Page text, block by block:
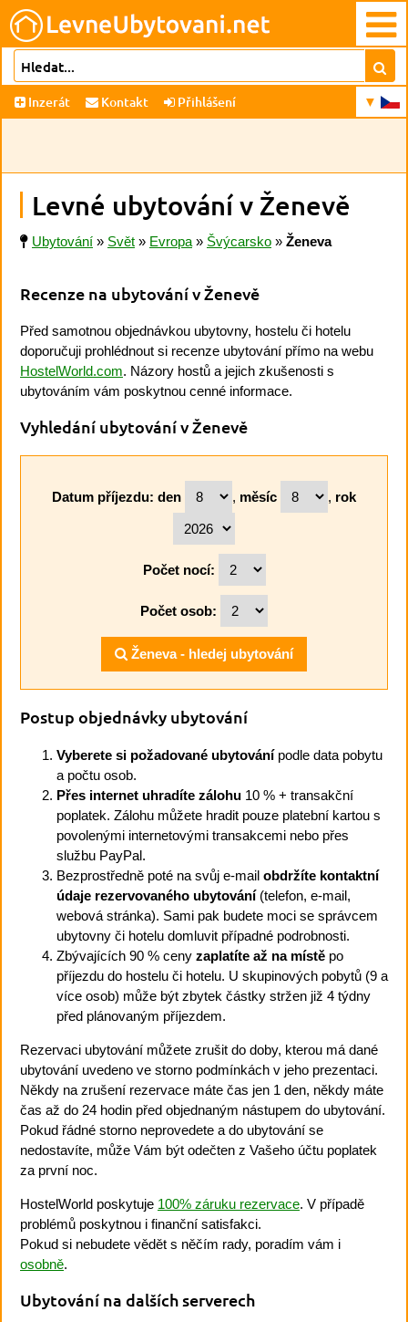
Inzerát Kontakt Přihlášení
Levné ubytování v Ženevě
Ubytování » Svět » Evropa » Švýcarsko » Ženeva
Recenze na ubytování v Ženevě
Před samotnou objednávkou ubytovny, hostelu či hotelu
doporučuji prohlédnout si recenze ubytování přímo na webu
HostelWorld.com. Názory hostů a jejich zkušenosti s
ubytováním vám poskytnou cenné informace.
Vyhledání ubytování v Ženevě
Datum příjezdu: den , měsíc , rok
Počet nocí:
Počet osob:
Ženeva - hledej ubytování
Postup objednávky ubytování
Vyberete si požadované ubytovánípodle data pobytu
a počtu osob.
Přes internet uhradíte zálohu 10 % + transakční
poplatek. Zálohu můžete hradit pouze platební kartou s
povolenými internetovými transakcemi nebo přes
službu PayPal.
Bezprostředně poté na svůj e-mail obdržíte kontaktní
údaje rezervovaného ubytování(telefon, e-mail,
webová stránka). Sami pak budete moci se správcem
ubytovny či hotelu domluvit případné podrobnosti.
Zbývajících 90 % ceny zaplatíte až na místě po
příjezdu do hostelu či hotelu. U skupinových pobytů (9 a
více osob) může být zbytek částky stržen již 4 týdny
před plánovaným příjezdem.
Rezervaci ubytování můžete zrušit do doby, kterou má dané
ubytování uvedeno ve storno podmínkách v jeho prezentaci.
Někdy na zrušení rezervace máte čas jen 1 den, někdy máte
čas až do 24 hodin před objednaným nástupem do ubytování.
Pokud řádné storno neprovedete a do ubytování se
nedostavíte, může Vám být odečten z Vašeho účtu poplatek
za první noc.
HostelWorld poskytuje 100% záruku rezervace. V případě
problémů poskytnou i finanční satisfakci.
Pokud si nebudete vědět s něčím rady, poradím vám i
osobně.
Ubytování na dalších serverech